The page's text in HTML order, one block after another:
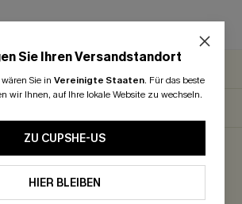
Sie Ihren Versandstandort
Sie in Vereinigte Staaten. Für das beste
wir Ihnen, auf Ihre lokale Website zu wechseln.
ZU CUPSHE-US
HIER BLEIBEN
& ERHALTEN 15%